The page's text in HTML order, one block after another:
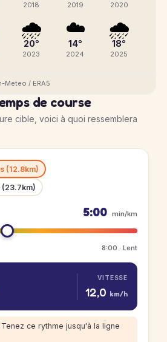
2018 2019 2020
🌧️
20°
2023
☁️
14°
2024
🌧️
18°
2025
Meteo / ERA5
de course
cible, voici à quoi ressemblera
(12.8km)
5:00 min/km
8:00 · Lent
VITESSE
12,0 km/h
Tenez ce rythme jusqu'à la ligne